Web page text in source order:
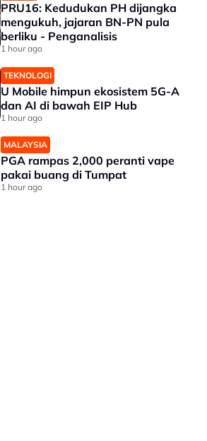
PRU16: Kedudukan PH dijangka
mengukuh, jajaran BN-PN pula
berliku - Penganalisis
1 hour ago
TEKNOLOGI
U Mobile himpun ekosistem 5G-A
dan AI di bawah EIP Hub
1 hour ago
MALAYSIA
PGA rampas 2,000 peranti vape
pakai buang di Tumpat
1 hour ago